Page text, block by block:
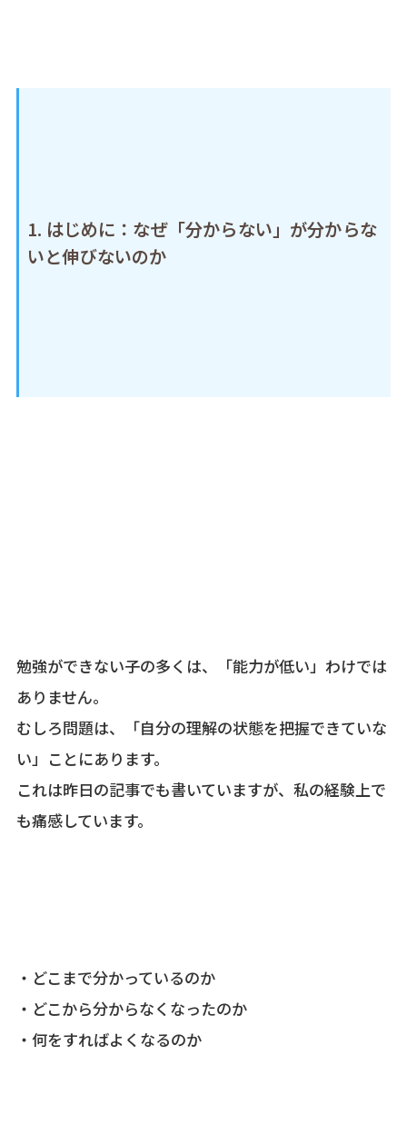
1. はじめに：なぜ「分からない」が分からな
いと伸びないのか
勉強ができない子の多くは、「能力が低い」わけでは
ありません。
むしろ問題は、「自分の理解の状態を把握できていな
い」ことにあります。
これは昨日の記事でも書いていますが、私の経験上で
も痛感しています。
・どこまで分かっているのか
・どこから分からなくなったのか
・何をすればよくなるのか